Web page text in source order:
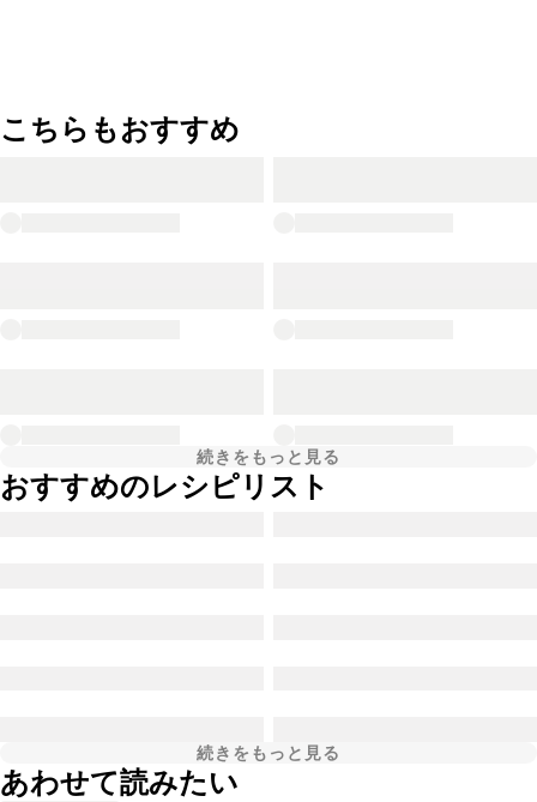
こちらもおすすめ
続きをもっと見る
おすすめのレシピリスト
続きをもっと見る
あわせて読みたい